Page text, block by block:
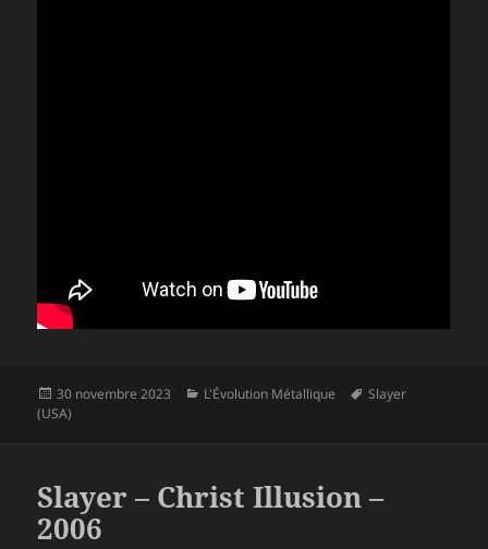
Publié
le
30 novembre 2023 Catégories
L'Évolution Métallique
Mots-
Slayer
(USA)
Slayer – Christ Illusion –
2006